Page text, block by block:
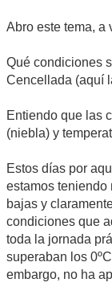
Abro este tema, a
Qué condiciones
Cencellada (aquí
Entiendo que las
(niebla) y
Estos días por
estamos teniendo
bajas y
condiciones que
toda la jornada
superaban los
embargo, no ha